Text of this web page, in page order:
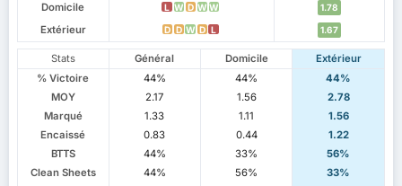
Domicile L W D W W 1.78
Extérieur D D W D L 1.67
Stats Général Domicile
Extérieur
% Victoire
44% 44%
44%
MOY
2.17 1.56
2.78
Marqué
1.33 1.11
1.56
Encaissé
0.83 0.44
1.22
BTTS
44% 33%
56%
Clean Sheets
44% 56%
33%